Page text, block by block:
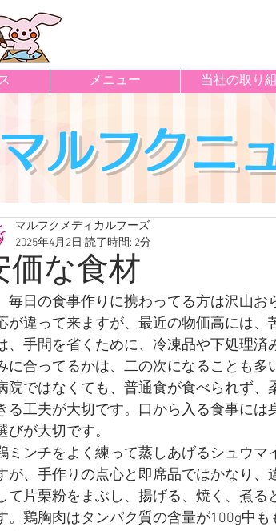
メニュー 当社の取り
価な食材
マルフクメディカルフーズ
2025年4月2日 読了時間: 2分
日の食事作りに携わってる方は沢山お
が違って来ますが、最近の物価高には
、手間を省くために、冷凍品や下処理
に合ってるかは、二の次になることも多
院ではなくても、普通食が食べられず
る工夫が大切です。口から入る食事に
びが大切です。
ミンチをよく練って蒸しあげるシュウマ
が、手作りの点心と即席品ではかなり
て片栗粉をまぶし、揚げる、焼く、煮る
。鶏胸肉はタンパク質の含量が100g中
ルフクニ
記事